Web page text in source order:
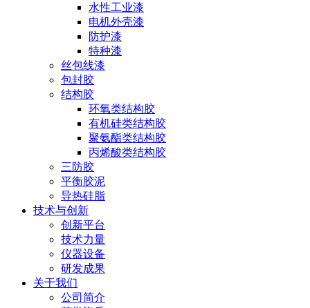
水性工业漆
电机外壳漆
防护漆
特种漆
丝包线漆
包封胶
结构胶
环氧类结构胶
有机硅类结构胶
聚氨酯类结构胶
丙烯酸类结构胶
三防胶
平衡胶泥
导热硅脂
技术与创新
创新平台
技术力量
仪器设备
研发成果
关于我们
公司简介